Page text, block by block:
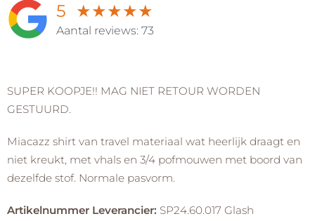
5 ★★★★★
Aantal reviews: 73
SUPER KOOPJE!! MAG NIET RETOUR WORDEN
GESTUURD.
Miacazz shirt van travel materiaal wat heerlijk draagt en
niet kreukt, met vhals en 3/4 pofmouwen met boord van
dezelfde stof. Normale pasvorm.
Artikelnummer Leverancier: SP24.60.017 Glash